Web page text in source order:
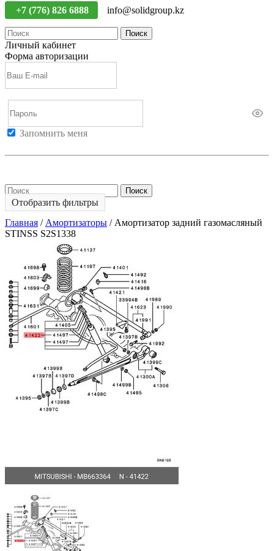
+7 (776) 826 6888 info@solidgroup.kz
Поиск
Личный кабинет
Форма авторизации
Запомнить меня
Поиск
Отобразить фильтры
Главная / Амортизаторы / Амортизатор задний газомасляный
STINSS S2S1338